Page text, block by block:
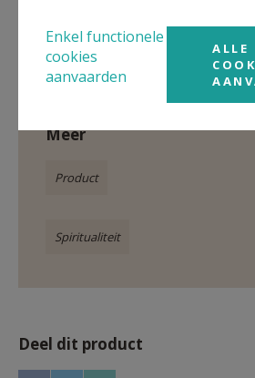
Gepubliceerd door
Kerknet-shop
Meer
Product
Spiritualiteit
Deel dit product
Enkel functionele
cookies
aanvaarden
ALLE